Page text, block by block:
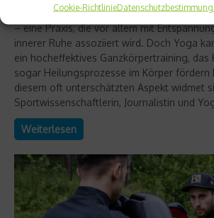
Cookie-Richtlinie
Yoga gilt für viele als sanfter Ausgleich
– eine Praxis, die vor allem mit
innerer Ruhe assoziiert wird. Doch Yoga
ein hocheffektives Ganzkörpertraining, das
sogar Heilungsprozesse im Körper fördern
diesem oft unterschätzten Aspekt widmet
Sportwissenschaftlerin, Journalistin und
Weiterlesen